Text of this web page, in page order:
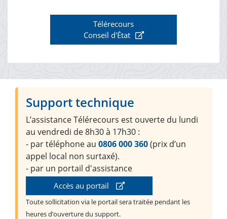
Télérecours
Conseil d'État
Support technique
L’assistance Télérecours est ouverte du lundi
au vendredi de 8h30 à 17h30 :
- par téléphone au 0806 000 360(prix d’un
appel local non surtaxé).
- par un portail d'assistance
Accès au portail
Toute sollicitation via le portail sera traitée pendant les
heures d’ouverture du support.